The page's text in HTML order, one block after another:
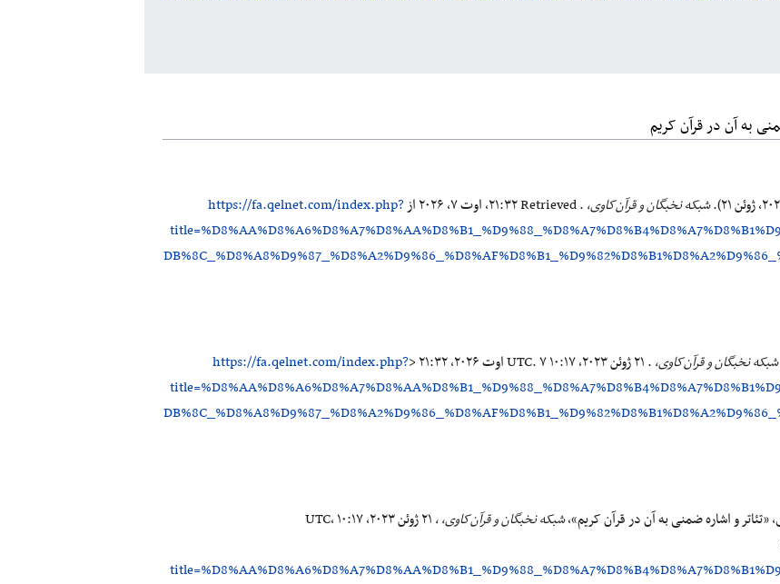
به آن در قرآن کریم
شبکه نخبگان و قرآن‌کاوی،. Retrieved ‏۲۱:۳۲، اوت ۷، ۲۰۲۶ از
https://fa.qelnet.com/index.php?
شبکه نخبگان و قرآن‌کاوی،. ۲۱ ژوئن ۲۰۲۳، ‏۱۰:۱۷ UTC. ۷ اوت ۲۰۲۶، ‏۲۱:۳۲ <
https://fa.qelnet.com/index.php?
و اشاره ضمنی به آن در قرآن کریم»،شبکه نخبگان و قرآن‌کاوی، ،
۲۱ ژوئن ۲۰۲۳، ‏۱۰:۱۷ UTC،